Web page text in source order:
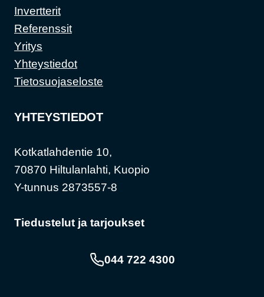
Invertterit
Referenssit
Yritys
Yhteystiedot
Tietosuojaseloste
YHTEYSTIEDOT
Kotkatlahdentie 10,
70870 Hiltulanlahti, Kuopio
Y-tunnus 2873557-8
Tiedustelut ja tarjoukset
044 722 4300